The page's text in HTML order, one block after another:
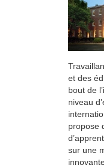
et des
bout de
niveau
propose
sur une